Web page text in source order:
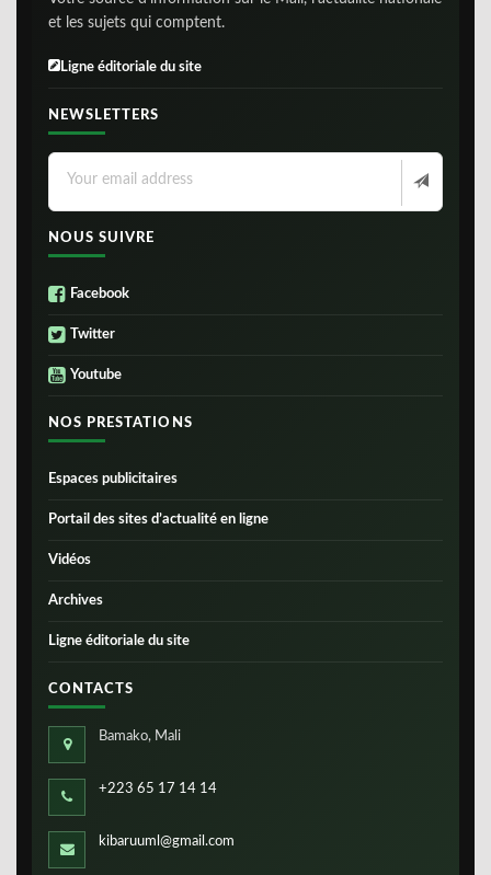
et les sujets qui comptent.
Ligne éditoriale du site
NEWSLETTERS
NOUS SUIVRE
Facebook
Twitter
Youtube
NOS PRESTATIONS
Espaces publicitaires
Portail des sites d’actualité en ligne
Vidéos
Archives
Ligne éditoriale du site
CONTACTS
Bamako, Mali
+223 65 17 14 14
kibaruuml@gmail.com